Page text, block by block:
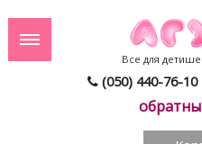
(050) 440-76-10
Все для